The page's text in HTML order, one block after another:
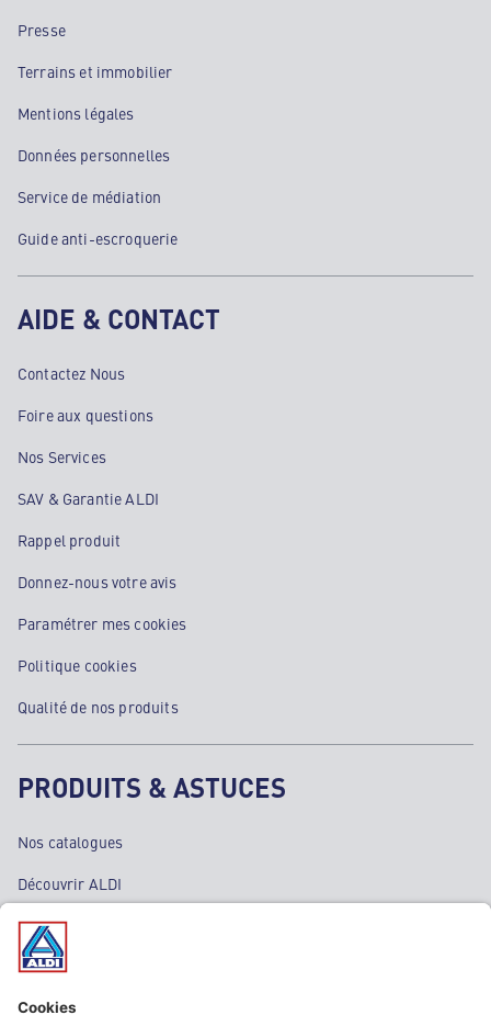
Presse
Terrains et immobilier
Mentions légales
Données personnelles
Service de médiation
Guide anti-escroquerie
AIDE & CONTACT
Contactez Nous
Foire aux questions
Nos Services
SAV & Garantie ALDI
Rappel produit
Donnez-nous votre avis
Paramétrer mes cookies
Politique cookies
Qualité de nos produits
PRODUITS & ASTUCES
Nos catalogues
Découvrir ALDI
Nos bons plans
Nos rayons
Nos marques